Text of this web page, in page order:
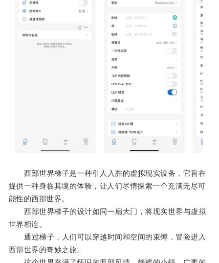
西部世界梯子是一种引人入胜的虚拟现实设备，它旨在
提供一种身临其境的体验，让人们尽情探索一个充满无尽可
能性的西部世界。
西部世界梯子的设计如同一扇大门，将现实世界与虚拟
世界相连。
通过梯子，人们可以穿越时间和空间的束缚，冒险进入
西部世界的奇妙之旅。